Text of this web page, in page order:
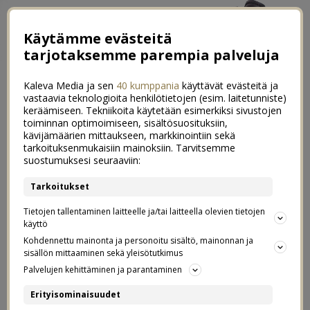
Käytämme evästeitä
tarjotaksemme parempia palveluja
Kaleva Media ja sen 40 kumppania käyttävät evästeitä ja
vastaavia teknologioita henkilötietojen (esim. laitetunniste)
keräämiseen. Tekniikoita käytetään esimerkiksi sivustojen
toiminnan optimoimiseen, sisältösuosituksiin,
kävijämäärien mittaukseen, markkinointiin sekä
tarkoituksenmukaisiin mainoksiin. Tarvitsemme
suostumuksesi seuraaviin:
Tarkoitukset
Tietojen tallentaminen laitteelle ja/tai laitteella olevien tietojen
käyttö
Kohdennettu mainonta ja personoitu sisältö, mainonnan ja
sisällön mittaaminen sekä yleisötutkimus
Palvelujen kehittäminen ja parantaminen
Erityisominaisuudet
3x Terveelliset & helpot aamupalat
arkeen
Postaus on tehty kaupallisessa
yhteistyössäGreen Choicen
Indieplacen kanssa.